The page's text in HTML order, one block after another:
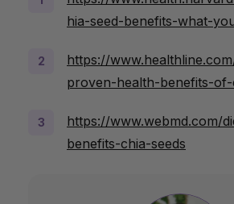
hia-seed-benefits-what-
https://
proven-health-benefits-of-
https://www.webmd.com/
benefits-chia-seeds